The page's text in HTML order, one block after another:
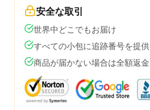
安全な取引
世界中どこでもお届け
すべての小包に追跡番号を提供
商品が届かない場合は全額返金